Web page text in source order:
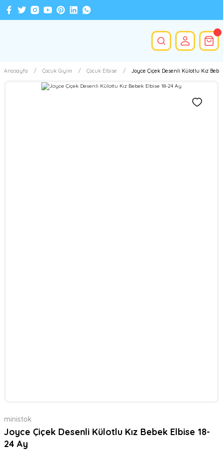
Anasayfa Çocuk Giyim Çocuk Elbise Joyce Çiçek Desenli Külotlu Kız
ministok
Joyce Çiçek Desenli Külotlu Kız Bebek Elbise 18-
24 Ay